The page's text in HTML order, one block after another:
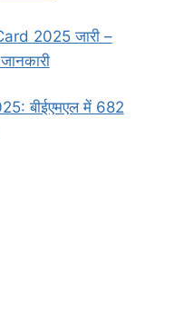
2025 जारी –
बीईएमएल में 682